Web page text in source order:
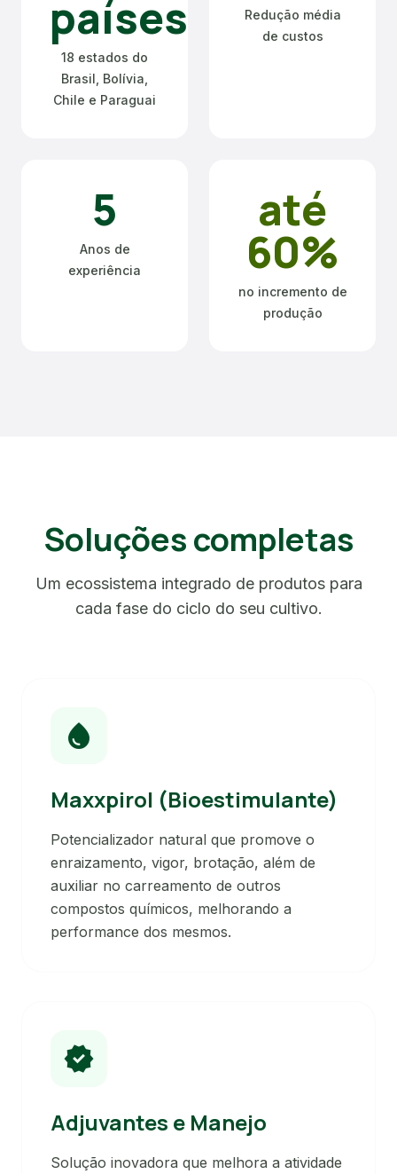
países
18 estados do
Brasil, Bolívia,
Chile e Paraguai
Redução média
de custos
5
Anos de
experiência
até
60%
no incremento de
produção
Soluções completas
Um ecossistema integrado de produtos para
cada fase do ciclo do seu cultivo.
water_drop
Maxxpirol (Bioestimulante)
Potencializador natural que promove o
enraizamento, vigor, brotação, além de
auxiliar no carreamento de outros
compostos químicos, melhorando a
performance dos mesmos.
verified
Adjuvantes e Manejo
Solução inovadora que melhora a atividade